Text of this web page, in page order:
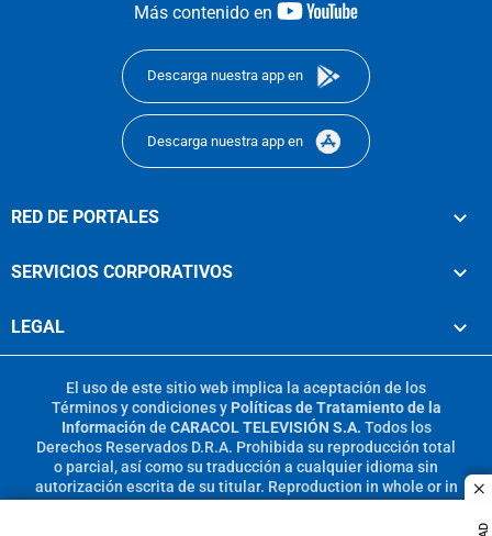
Más contenido en
youtube-
Descarga nuestra app en
Descarga nuestra app en
RED DE PORTALES
SERVICIOS CORPORATIVOS
LEGAL
El uso de este sitio web implica la aceptación de los
Términos y condicionesy Políticas de Tratamiento de la
Información de CARACOL TELEVISIÓN S.A. Todos los
Derechos Reservados D.R.A. Prohibida su reproducción total
o parcial, así como su traducción a cualquier idioma sin
autorización escrita de su titular. Reproduction in whole or in